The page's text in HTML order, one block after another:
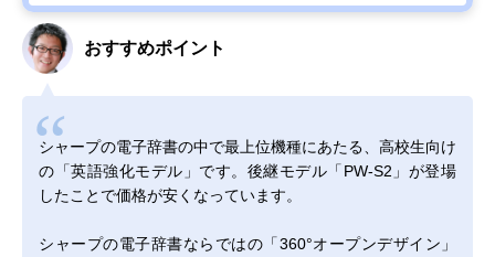
おすすめポイント
シャープの電子辞書の中で最上位機種にあたる、高校生向け
の「英語強化モデル」です。後継モデル「PW-S2」が登場
したことで価格が安くなっています。
シャープの電子辞書ならではの「360°オープンデザイン」